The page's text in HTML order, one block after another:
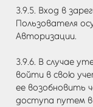
3.9.5. Вход в
Пользователя
Авторизации.
3.9.6. В случае
войти в свою
ее возобновить
доступа путем